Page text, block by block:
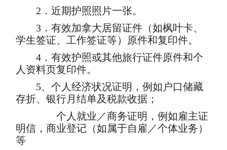
2．近期护照照片一张。
3．有效加拿大居留证件（如枫叶卡、
学生签证、工作签证等）原件和复印件。
4．有效护照或其他旅行证件原件和个
人资料页复印件。
5、个人经济状况证明，例如户口储藏
存折、银行月结单及税款收据；
个人就业／商务证明，例如雇主证
明信，商业登记（如属于自雇／个体业务）
等